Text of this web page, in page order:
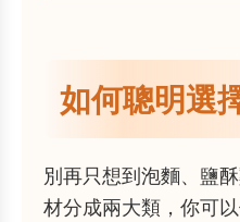
如何聰明選
別再只想到泡麵、鹽
材分成兩大類，你可